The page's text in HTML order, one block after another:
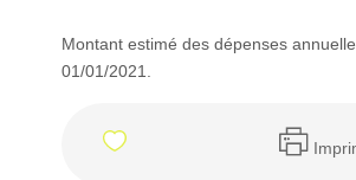
Montant estimé des dépenses
01/01/2021.